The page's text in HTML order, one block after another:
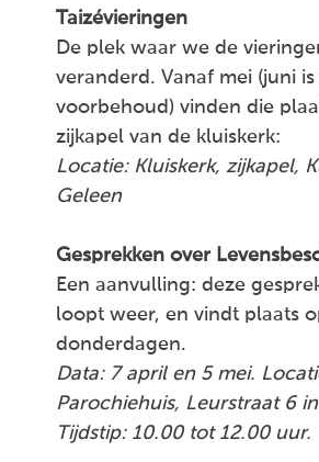
Taizévieringen
De plek waar we de
veranderd. Vanaf mei (juni
voorbehoud) vinden die
zijkapel van de kluiskerk:
Locatie: Kluiskerk, zijkapel,
Geleen
Gesprekken over
Een aanvulling: deze
loopt weer, en vindt plaats
donderdagen.
Data: 7 april en 5 mei.
Parochiehuis, Leurstraat 6
Tijdstip: 10.00 tot 12.00 uur.